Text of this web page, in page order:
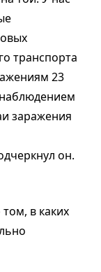
транспорта
23
заражения
он.
в каких